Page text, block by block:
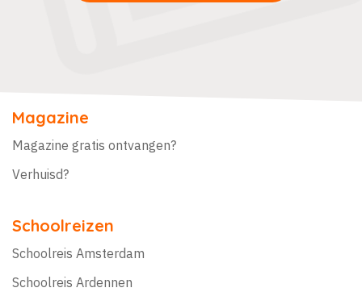
Magazine
Magazine gratis ontvangen?
Verhuisd?
Schoolreizen
Schoolreis Amsterdam
Schoolreis Ardennen